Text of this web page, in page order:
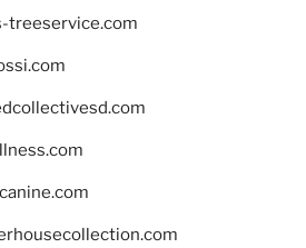
treeservice.com